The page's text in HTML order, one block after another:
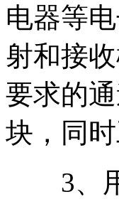
电器等
射和接
要求的
块，同
3、用